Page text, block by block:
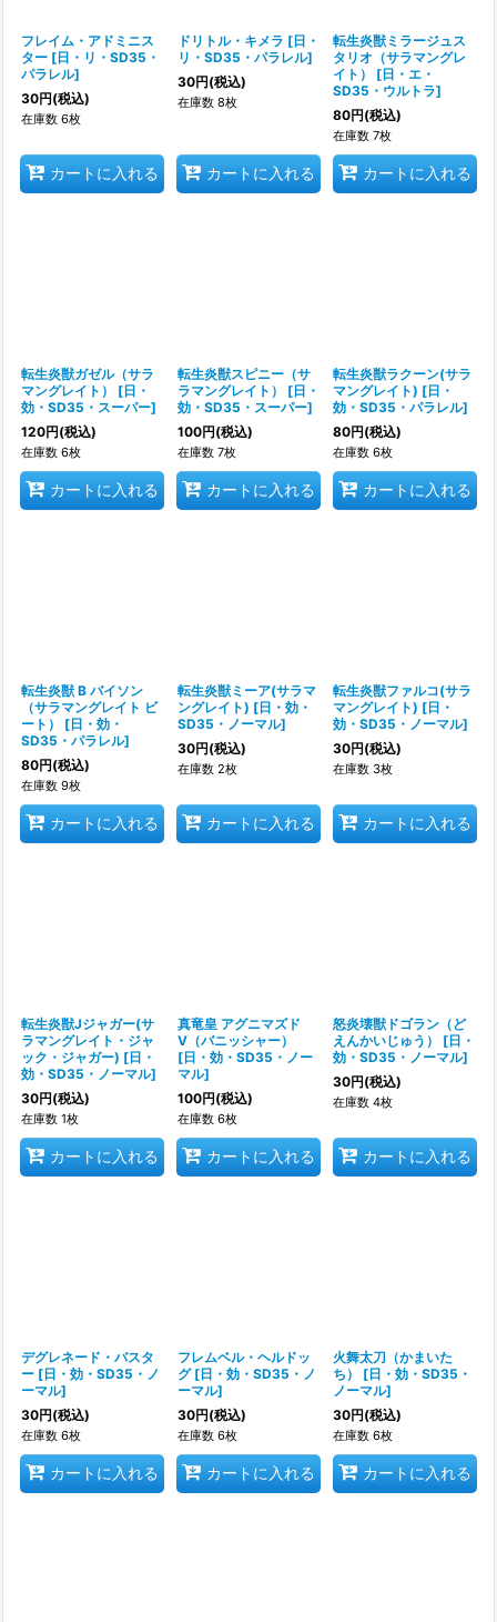
フレイム・アドミニス
ター [日・リ・SD35・
パラレル]
30円(税込)
在庫数 6枚
カートに入れる
ドリトル・キメラ [日・
リ・SD35・パラレル]
30円(税込)
在庫数 8枚
カートに入れる
転生炎獣ミラージュス
タリオ（サラマングレ
イト）
[日・エ・
SD35・ウルトラ]
80円(税込)
在庫数 7枚
カートに入れる
転生炎獣ガゼル（サラ
マングレイト）
[日・
効・SD35・スーパー]
120円(税込)
在庫数 6枚
カートに入れる
転生炎獣スピニー（サ
ラマングレイト）
[日・
効・SD35・スーパー]
100円(税込)
在庫数 7枚
カートに入れる
転生炎獣ラクーン(サラ
マングレイト) [日・
効・SD35・パラレル]
80円(税込)
在庫数 6枚
カートに入れる
転生炎獣 B バイソン
（サラマングレイト ビ
ート）
[日・効・
SD35・パラレル]
80円(税込)
在庫数 9枚
カートに入れる
転生炎獣ミーア(サラマ
ングレイト) [日・効・
SD35・ノーマル]
30円(税込)
在庫数 2枚
カートに入れる
転生炎獣ファルコ(サラ
マングレイト) [日・
効・SD35・ノーマル]
30円(税込)
在庫数 3枚
カートに入れる
転生炎獣Jジャガー(サ
ラマングレイト・ジャ
ック・ジャガー) [日・
効・SD35・ノーマル]
30円(税込)
在庫数 1枚
カートに入れる
真竜皇 アグニマズド
V（バニッシャー）
[日・効・SD35・ノー
マル]
100円(税込)
在庫数 6枚
カートに入れる
怒炎壊獣ドゴラン（ど
えんかいじゅう）
[日・
効・SD35・ノーマル]
30円(税込)
在庫数 4枚
カートに入れる
デグレネード・バスタ
ー [日・効・SD35・ノ
ーマル]
30円(税込)
在庫数 6枚
カートに入れる
フレムベル・ヘルドッ
グ [日・効・SD35・ノ
ーマル]
30円(税込)
在庫数 6枚
カートに入れる
火舞太刀（かまいた
ち）
[日・効・SD35・
ノーマル]
30円(税込)
在庫数 6枚
カートに入れる